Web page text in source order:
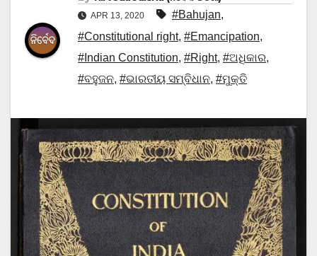
APR 13, 2020 #Bahujan,
#Constitutional right, #Emancipation,
#Indian Constitution, #Right, #ଅଧିକାର,
#ବହୁଜନ, #ଭାରତୀୟ ସମ୍ବିଧାନ, #ମୁକ୍ତି